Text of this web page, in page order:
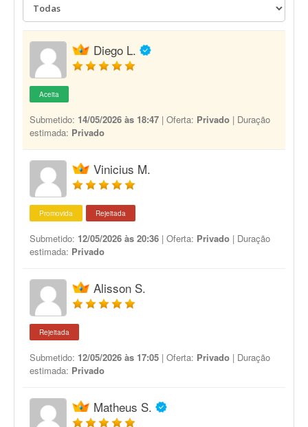
Diego L.
Aceita
Submetido: 14/05/2026 às 18:47 | Oferta: Privado | Duração
estimada: Privado
Vinicius M.
Promovida Rejeitada
Submetido: 12/05/2026 às 20:36 | Oferta: Privado | Duração
estimada: Privado
Alisson S.
Rejeitada
Submetido: 12/05/2026 às 17:05 | Oferta: Privado | Duração
estimada: Privado
Matheus S.